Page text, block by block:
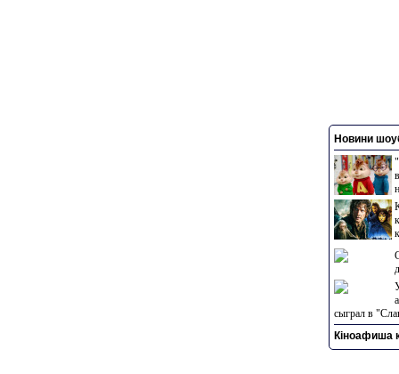
Новини
сыграл в
Кіноафиша